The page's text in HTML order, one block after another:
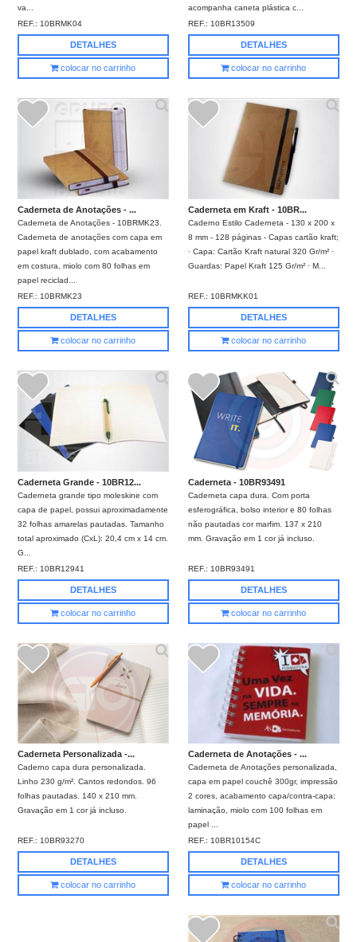
va...
REF.: 10BRMK04
DETALHES
colocar no carrinho
acompanha caneta plástica c...
REF.: 10BR13509
DETALHES
colocar no carrinho
Caderneta de Anotações - ...
Caderneta de Anotações - 10BRMK23.
Caderneta de anotações com capa em
papel kraft dublado, com acabamento
em costura, miolo com 80 folhas em
papel reciclad...
REF.: 10BRMK23
DETALHES
colocar no carrinho
Caderneta em Kraft - 10BR...
Caderno Estilo Caderneta - 130 x 200 x
8 mm - 128 páginas - Capas cartão kraft;
· Capa: Cartão Kraft natural 320 Gr/m² ·
Guardas: Papel Kraft 125 Gr/m² · M...
REF.: 10BRMKK01
DETALHES
colocar no carrinho
Caderneta Grande - 10BR12...
Caderneta grande tipo moleskine com
capa de papel, possui aproximadamente
32 folhas amarelas pautadas. Tamanho
total aproximado (CxL): 20,4 cm x 14 cm.
G...
REF.: 10BR12941
DETALHES
colocar no carrinho
Caderneta - 10BR93491
Caderneta capa dura. Com porta
esferográfica, bolso interior e 80 folhas
não pautadas cor marfim. 137 x 210
mm. Gravação em 1 cor já incluso.
REF.: 10BR93491
DETALHES
colocar no carrinho
Caderneta Personalizada -...
Caderno capa dura personalizada.
Linho 230 g/m². Cantos redondos. 96
folhas pautadas. 140 x 210 mm.
Gravação em 1 cor já incluso.
REF.:10BR93270
DETALHES
colocar no carrinho
Caderneta de Anotações - ...
Caderneta de Anotações personalizada,
capa em papel couchê 300gr, impressão
2 cores, acabamento capa/contra-capa:
laminação, miolo com 100 folhas em
papel ...
REF.: 10BR10154C
DETALHES
colocar no carrinho